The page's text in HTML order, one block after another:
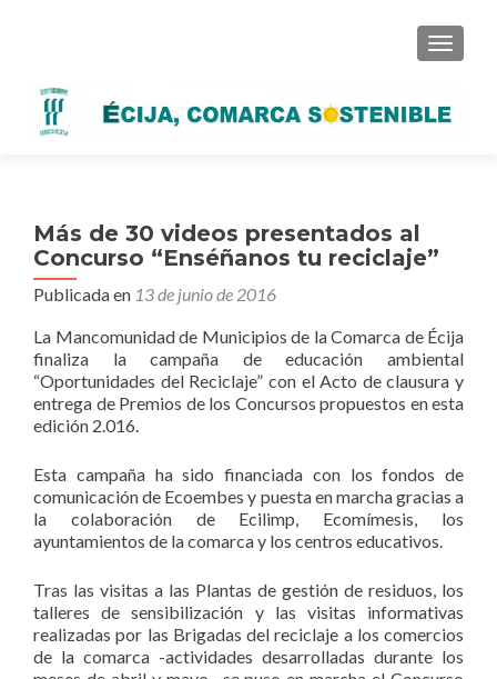
Más de 30 videos presentados al
Concurso “Enséñanos tu reciclaje”
Publicada en 13 de junio de 2016
La Mancomunidad de Municipios de la Comarca de Écija
finaliza la campaña de educación ambiental
“Oportunidades del Reciclaje” con el Acto de clausura y
entrega de Premios de los Concursos propuestos en esta
edición 2.016.
Esta campaña ha sido financiada con los fondos de
comunicación de Ecoembes y puesta en marcha gracias a
la colaboración de Ecilimp, Ecomímesis, los
ayuntamientos de la comarca y los centros educativos.
Tras las visitas a las Plantas de gestión de residuos, los
talleres de sensibilización y las visitas informativas
realizadas por las Brigadas del reciclaje a los comercios
de la comarca -actividades desarrolladas durante los